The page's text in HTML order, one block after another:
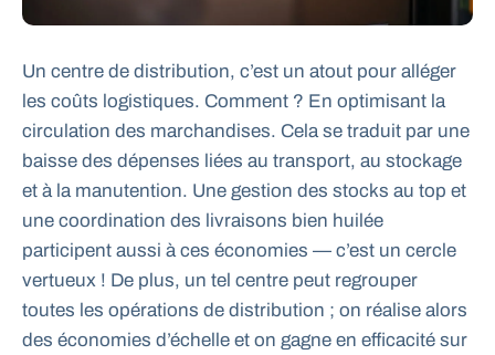
Un centre de distribution, c’est un atout pour alléger
les coûts logistiques. Comment ? En optimisant la
circulation des marchandises. Cela se traduit par une
baisse des dépenses liées au transport, au stockage
et à la manutention. Une gestion des stocks au top et
une coordination des livraisons bien huilée
participent aussi à ces économies — c’est un cercle
vertueux ! De plus, un tel centre peut regrouper
toutes les opérations de distribution ; on réalise alors
des économies d’échelle et on gagne en efficacité sur